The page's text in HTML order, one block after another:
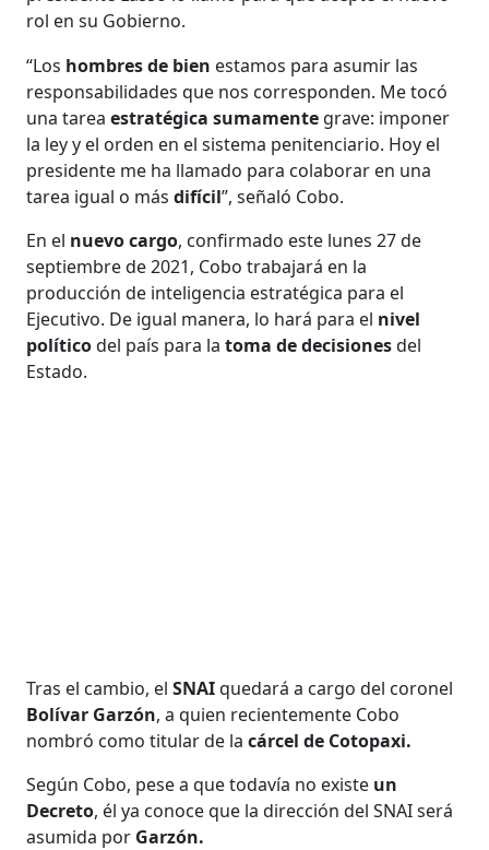
rol en su Gobierno.
“Los hombres de bien estamos para asumir las
responsabilidades que nos corresponden. Me tocó
una tareaestratégica sumamente grave: imponer
la ley y el orden en el sistema penitenciario. Hoy el
presidente me ha llamado para colaborar en una
tarea igual o másdifícil”, señaló Cobo.
En el nuevo cargo, confirmado este lunes 27 de
septiembre de 2021, Cobo trabajará en la
producción de inteligencia estratégica para el
Ejecutivo. De igual manera, lo hará para el nivel
políticodel país para latoma de decisionesdel
Estado.
Tras el cambio, elSNAIquedará a cargo del coronel
Bolívar Garzón, a quien recientemente Cobo
nombró como titular de lacárcel de Cotopaxi.
Según Cobo, pese a que todavía no existe un
Decreto, él ya conoce que la dirección del SNAI será
asumida por Garzón.